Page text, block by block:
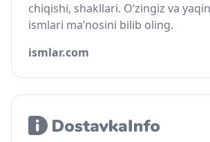
chiqishi, shakllari. O‘zingiz va
ismlari ma’nosini bilib oling.
ismlar.com